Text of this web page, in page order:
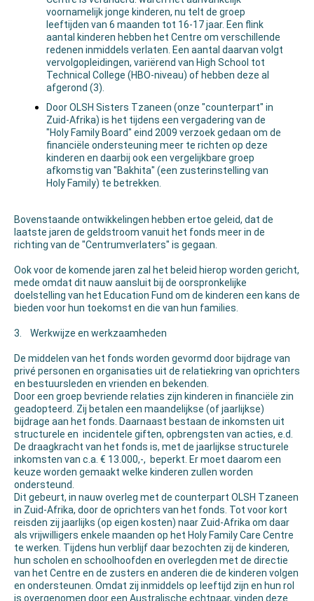
voornamelijk jonge kinderen, nu telt de groep
leeftijden van 6 maanden tot 16-17 jaar. Een flink
aantal kinderen hebben het Centre om verschillende
redenen inmiddels verlaten. Een aantal daarvan volgt
vervolgopleidingen, variërend van High School tot
Technical College (HBO-niveau) of hebben deze al
afgerond (3).
Door OLSH Sisters Tzaneen (onze "counterpart" in
Zuid-Afrika) is het tijdens een vergadering van de
"Holy Family Board" eind 2009 verzoek gedaan om de
financiële ondersteuning meer te richten op deze
kinderen en daarbij ook een vergelijkbare groep
afkomstig van "Bakhita" (een zusterinstelling van
Holy Family) te betrekken.
Bovenstaande ontwikkelingen hebben ertoe geleid, dat de
laatste jaren de geldstroom vanuit het fonds meer in de
richting van de "Centrumverlaters" is gegaan.
Ook voor de komende jaren zal het beleid hierop worden gericht,
mede omdat dit nauw aansluit bij de oorspronkelijke
doelstelling van het Education Fund om de kinderen een kans de
bieden voor hun toekomst en die van hun families.
3. Werkwijze en werkzaamheden
De middelen van het fonds worden gevormd door bijdrage van
privé personen en organisaties uit de relatiekring van oprichters
en bestuursleden en vrienden en bekenden.
Door een groep bevriende relaties zijn kinderen in financiële zin
geadopteerd. Zij betalen een maandelijkse (of jaarlijkse)
bijdrage aan het fonds. Daarnaast bestaan de inkomsten uit
structurele en incidentele giften, opbrengsten van acties, e.d.
De draagkracht van het fonds is, met de jaarlijkse structurele
inkomsten van c.a. € 13.000,-, beperkt. Er moet daarom een
keuze worden gemaakt welke kinderen zullen worden
ondersteund.
Dit gebeurt, in nauw overleg met de counterpart OLSH Tzaneen
in Zuid-Afrika, door de oprichters van het fonds. Tot voor kort
reisden zij jaarlijks (op eigen kosten) naar Zuid-Afrika om daar
als vrijwilligers enkele maanden op het Holy Family Care Centre
te werken. Tijdens hun verblijf daar bezochten zij de kinderen,
hun scholen en schoolhoofden en overlegden met de directie
van het Centre en de zusters en anderen die de kinderen volgen
en ondersteunen. Omdat zij inmiddels op leeftijd zijn en hun rol
is overgenomen door een Australische echtpaar, vinden deze